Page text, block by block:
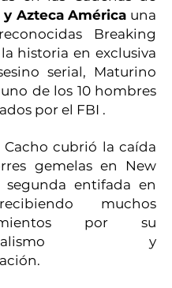
y Azteca América una
Breaking
historia en exclusiva
serial, Maturino
de los 10 hombres
por el FBI .
Cacho cubrió la caída
gemelas en New
segunda entifada en
muchos
por su
y